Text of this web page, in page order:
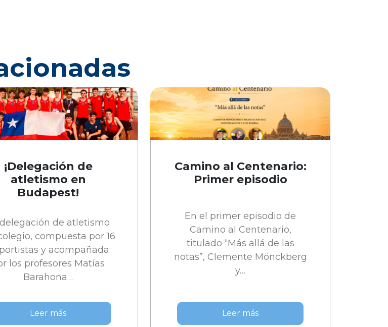
¡Delegación de
atletismo en
Budapest!
de atletismo
compuesta por 16
y acompañada
los profesores Matías
Barahona…
Leer más
Camino al Centenario:
Primer episodio
En el primer episodio de
Camino al Centenario,
titulado “Más allá de las
notas”, Clemente Mönckberg
y…
Leer más